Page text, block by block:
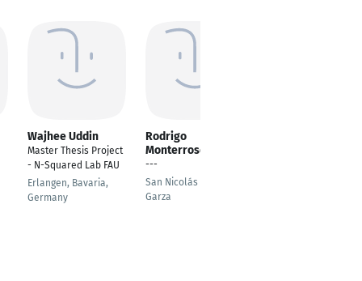
Wajhee Uddin
Master Thesis Project
- N-Squared Lab FAU
Erlangen, Bavaria,
Germany
Rodrigo
Monterroso
---
San Nicolás de los
Garza